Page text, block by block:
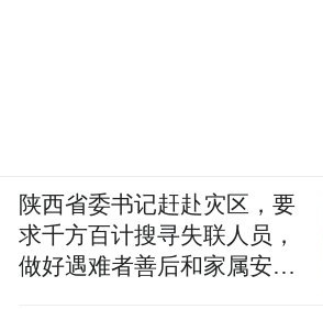
陕西省委书记赶赴灾区，要
求千方百计搜寻失联人员，
做好遇难者善后和家属安抚